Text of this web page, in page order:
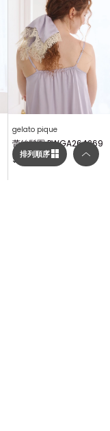
gelato pique
蕾絲髮圈 PWGA264269
$1,250
排列順序